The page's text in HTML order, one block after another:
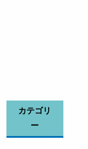
カテゴリ
ー